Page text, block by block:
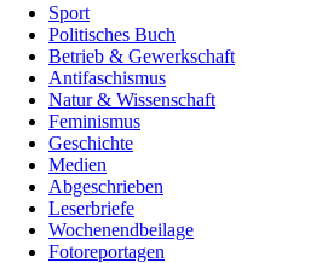
Sport
Politisches Buch
Betrieb & Gewerkschaft
Antifaschismus
Natur & Wissenschaft
Feminismus
Geschichte
Medien
Abgeschrieben
Leserbriefe
Wochenendbeilage
Fotoreportagen